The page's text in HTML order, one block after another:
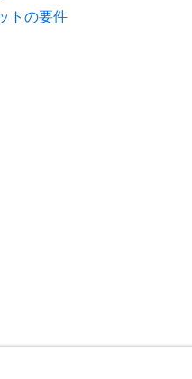
トの要件